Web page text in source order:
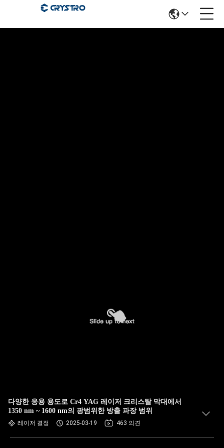
다양한 응용 용도로 Cr4 YAG 레이저 크리스탈 막대에서
1350 nm ~ 1600 nm의 광범위한 방출 파장 범위
레이저 결정 2025-03-19 463 의견